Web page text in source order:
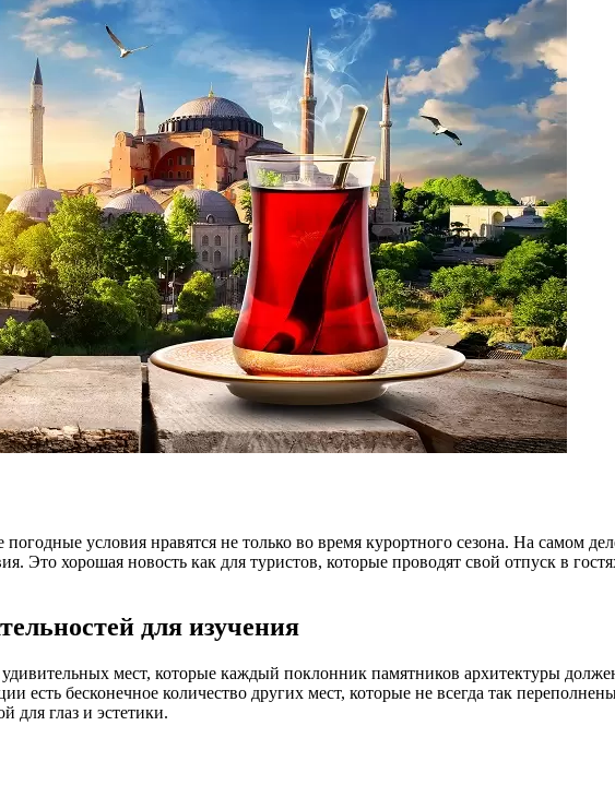
условия нравятся не только во время курортного сезона. На самом
Это хорошая новость как для туристов, которые проводят свой отпуск в
для изучения
мест, которые каждый поклонник памятников архитектуры
есть бесконечное количество других мест, которые не всегда так
для глаз и эстетики.